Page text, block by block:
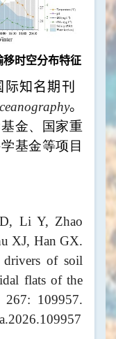
时空分布特征
际知名期刊
。
金、国家重
基金等项目
Li Y, Zhao
XJ, Han GX.
of soil
flats of the
267: 109957.